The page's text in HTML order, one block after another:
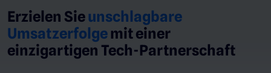
Erzielen Sieunschlagbare
Umsatzerfolgemit einer
einzigartigen Tech-Partnerschaft